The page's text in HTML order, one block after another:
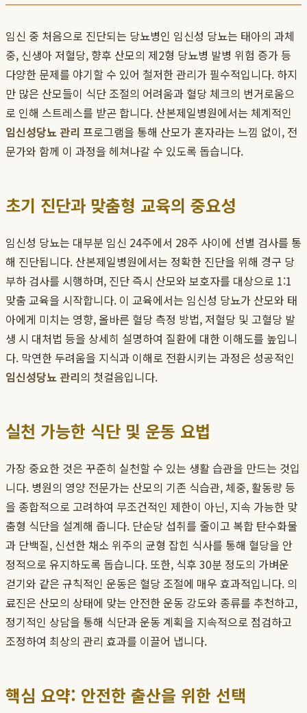
임신 중 처음으로 진단되는 당뇨병인 임신성 당뇨는 태아의 과체
중, 신생아 저혈당, 향후 산모의 제2형 당뇨병 발병 위험 증가 등
다양한 문제를 야기할 수 있어 철저한 관리가 필수적입니다. 하지
만 많은 산모들이 식단 조절의 어려움과 혈당 체크의 번거로움으
로 인해 스트레스를 받곤 합니다. 산본제일병원에서는 체계적인
임신성당뇨 관리 프로그램을 통해 산모가 혼자라는 느낌 없이, 전
문가와 함께 이 과정을 헤쳐나갈 수 있도록 돕습니다.
초기 진단과 맞춤형 교육의 중요성
임신성 당뇨는 대부분 임신 24주에서 28주 사이에 선별 검사를 통
해 진단됩니다. 산본제일병원에서는 정확한 진단을 위해 경구 당
부하 검사를 시행하며, 진단 즉시 산모와 보호자를 대상으로 1:1
맞춤 교육을 시작합니다. 이 교육에서는 임신성 당뇨가 산모와 태
아에게 미치는 영향, 올바른 혈당 측정 방법, 저혈당 및 고혈당 발
생 시 대처법 등을 상세히 설명하여 질환에 대한 이해도를 높입니
다. 막연한 두려움을 지식과 이해로 전환시키는 과정은 성공적인
임신성당뇨 관리의 첫걸음입니다.
실천 가능한 식단 및 운동 요법
가장 중요한 것은 꾸준히 실천할 수 있는 생활 습관을 만드는 것입
니다. 병원의 영양 전문가는 산모의 기존 식습관, 체중, 활동량 등
을 종합적으로 고려하여 무조건적인 제한이 아닌, 지속 가능한 맞
춤형 식단을 설계해 줍니다. 단순당 섭취를 줄이고 복합 탄수화물
과 단백질, 신선한 채소 위주의 균형 잡힌 식사를 통해 혈당을 안
정적으로 유지하도록 돕습니다. 또한, 식후 30분 정도의 가벼운
걷기와 같은 규칙적인 운동은 혈당 조절에 매우 효과적입니다. 의
료진은 산모의 상태에 맞는 안전한 운동 강도와 종류를 추천하고,
정기적인 상담을 통해 식단과 운동 계획을 지속적으로 점검하고
조정하여 최상의 관리 효과를 이끌어 냅니다.
핵심 요약: 안전한 출산을 위한 선택